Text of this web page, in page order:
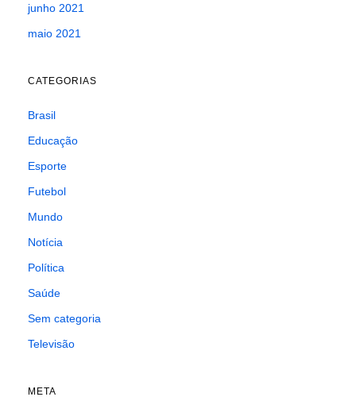
junho 2021
maio 2021
CATEGORIAS
Brasil
Educação
Esporte
Futebol
Mundo
Notícia
Política
Saúde
Sem categoria
Televisão
META